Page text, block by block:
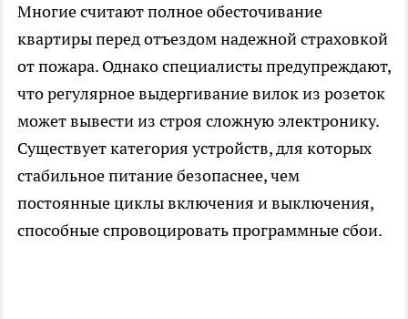
Многие считают полное обесточивание
квартиры перед отъездом надежной страховкой
от пожара. Однако специалисты предупреждают,
что регулярное выдергивание вилок из розеток
может вывести из строя сложную электронику.
Существует категория устройств, для которых
стабильное питание безопаснее, чем
постоянные циклы включения и выключения,
способные спровоцировать программные сбои.